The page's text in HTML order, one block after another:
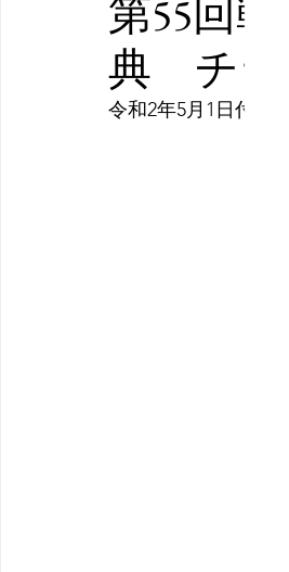
第55回
典 チラ
令和2年5月1日付け